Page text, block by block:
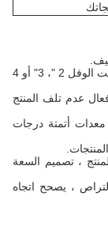
2. مواصفة الحجم ، متوافقة في أي آلة تغذية بسكويت الوفل 2 "، 3" أو 4
عدم تلف المنتج
أتمتة درجات
، تصميم السعة
، يصحح اتجاه